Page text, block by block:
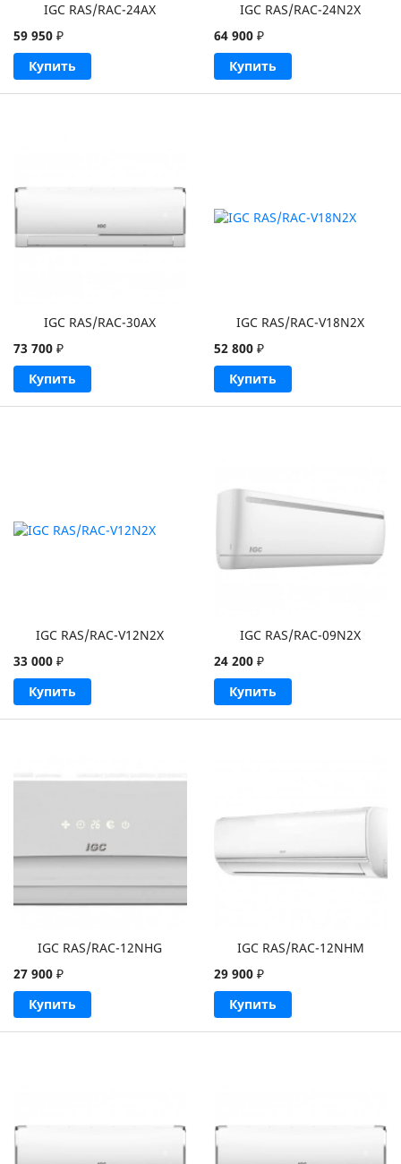
IGC RAS/RAC-24AX
59 950 ₽
Купить
IGC RAS/RAC-24N2X
64 900₽
Купить
IGC RAS/RAC-30AX
73 700 ₽
Купить
IGC RAS/RAC-V18N2X
52 800₽
Купить
IGC RAS/RAC-V12N2X
33 000 ₽
Купить
IGC RAS/RAC-09N2X
24 200₽
Купить
IGC RAS/RAC-12NHG
27 900 ₽
Купить
IGC RAS/RAC-12NHM
29 900₽
Купить